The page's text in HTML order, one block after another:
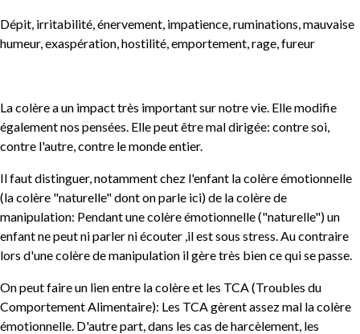
Dépit, irritabilité, énervement, impatience, ruminations, mauvaise
humeur, exaspération, hostilité, emportement, rage, fureur
La colère a un impact très important sur notre vie. Elle modifie
également nos pensées. Elle peut être mal dirigée: contre soi,
contre l'autre, contre le monde entier.
Il faut distinguer, notamment chez l'enfant la colère émotionnelle
(la colère "naturelle" dont on parle ici) de la colère de
manipulation: Pendant une colère émotionnelle ("naturelle") un
enfant ne peut ni parler ni écouter ,il est sous stress. Au contraire
lors d'une colère de manipulation il gère très bien ce qui se passe.
On peut faire un lien entre la colère et les TCA (Troubles du
Comportement Alimentaire): Les TCA gèrent assez mal la colère
émotionnelle. D'autre part, dans les cas de harcèlement, les